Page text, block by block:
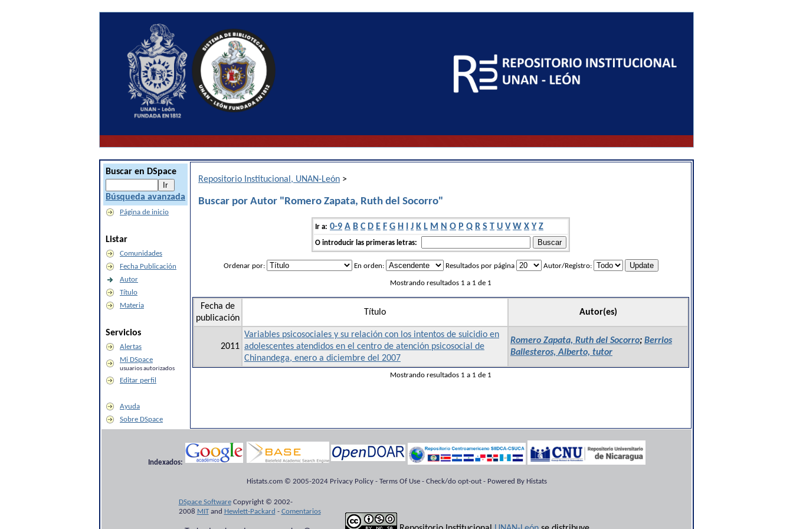
Buscar en DSpace
Búsqueda avanzada
Página de inicio
Listar
Comunidades
Fecha Publicación
Autor
Título
Materia
Servicios
Alertas
Mi DSpace
usuarios autorizados
Editar perfil
Ayuda
Sobre DSpace
Repositorio Institucional, UNAN-León >
Buscar por Autor "Romero Zapata, Ruth del Socorro"
Ir a: 0-9 A B C D E F G H I J K L M N O P Q R S T U V W X Y Z
O introducir las primeras letras:
Ordenar por: En orden: Resultados por página Autor/Registro:
Mostrando resultados 1 a 1 de 1
Fecha de
publicación
Título Autor(es)
2011
Variables psicosociales y su relación con los intentos de suicidio en
adolescentes atendidos en el centro de atención psicosocial de
Chinandega, enero a diciembre del 2007
Romero Zapata, Ruth del Socorro; Berrios
Ballesteros, Alberto, tutor
Mostrando resultados 1 a 1 de 1
Indexados:
Histats.com © 2005-2024 Privacy Policy - Terms Of Use - Check/do opt-out - Powered By Histats
DSpace SoftwareCopyright © 2002-
2008 MITand Hewlett-Packard - Comentarios